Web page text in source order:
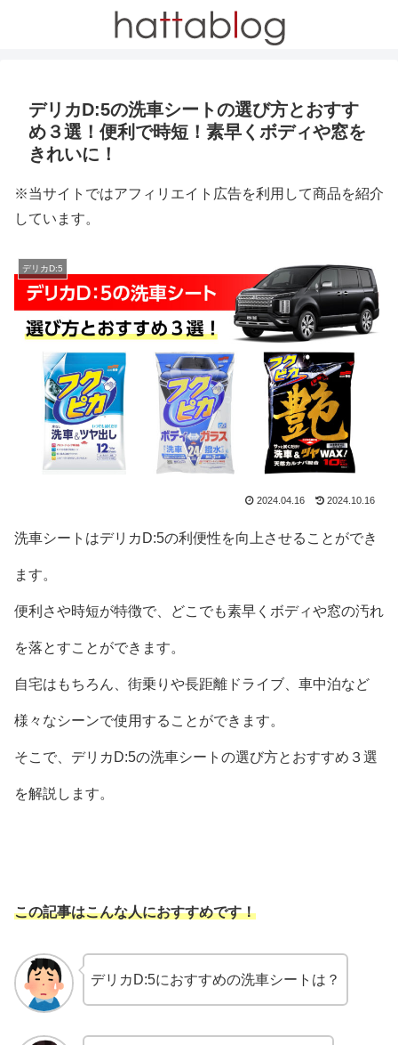
デリカD:5の洗車シートの選び方とおすす
め３選！便利で時短！素早くボディや窓を
きれいに！
※当サイトではアフィリエイト広告を利用して商品を紹介
しています。
デリカD:5
2024.04.16 2024.10.16
洗車シートはデリカD:5の利便性を向上させることができ
ます。
便利さや時短が特徴で、どこでも素早くボディや窓の汚れ
を落とすことができます。
自宅はもちろん、街乗りや長距離ドライブ、車中泊など
様々なシーンで使用することができます。
そこで、デリカD:5の洗車シートの選び方とおすすめ３選
を解説します。
この記事はこんな人におすすめです！
デリカD:5におすすめの洗車シートは？